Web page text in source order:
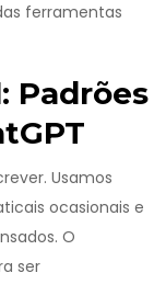
ferramentas
Padrões
Usamos
ocasionais e
O
ser